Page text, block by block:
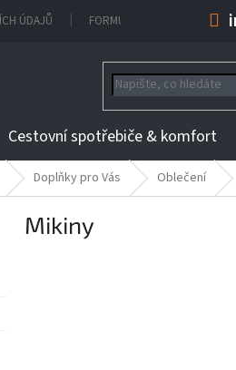
ÚDAJŮ FORMULÁŘ NA ODSTOUPENÍ
Cestovní spotřebiče & komfort
Doplňky pro Vás Oblečení
Mikiny